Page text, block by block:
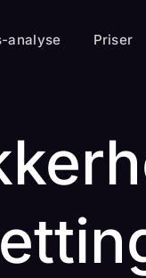
analyse Priser